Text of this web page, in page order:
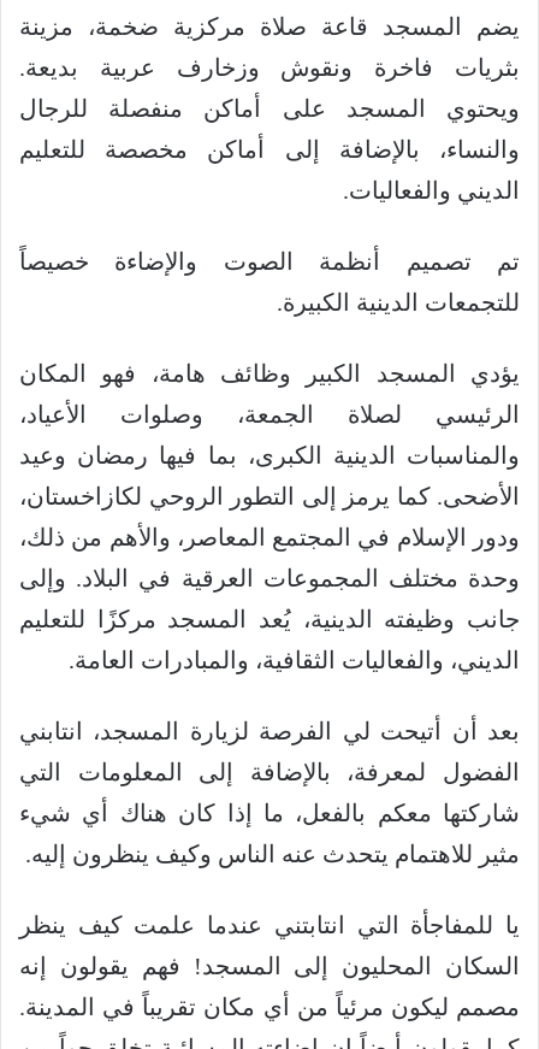
يضم المسجد قاعة صلاة مركزية ضخمة، مزينة
بثريات فاخرة ونقوش وزخارف عربية بديعة.
ويحتوي المسجد على أماكن منفصلة للرجال
والنساء، بالإضافة إلى أماكن مخصصة للتعليم
الديني والفعاليات.
تم تصميم أنظمة الصوت والإضاءة خصيصاً
للتجمعات الدينية الكبيرة.
يؤدي المسجد الكبير وظائف هامة، فهو المكان
الرئيسي لصلاة الجمعة، وصلوات الأعياد،
والمناسبات الدينية الكبرى، بما فيها رمضان وعيد
الأضحى. كما يرمز إلى التطور الروحي لكازاخستان،
ودور الإسلام في المجتمع المعاصر، والأهم من ذلك،
وحدة مختلف المجموعات العرقية في البلاد. وإلى
جانب وظيفته الدينية، يُعد المسجد مركزًا للتعليم
الديني، والفعاليات الثقافية، والمبادرات العامة.
بعد أن أتيحت لي الفرصة لزيارة المسجد، انتابني
الفضول لمعرفة، بالإضافة إلى المعلومات التي
شاركتها معكم بالفعل، ما إذا كان هناك أي شيء
مثير للاهتمام يتحدث عنه الناس وكيف ينظرون إليه.
يا للمفاجأة التي انتابتني عندما علمت كيف ينظر
السكان المحليون إلى المسجد! فهم يقولون إنه
مصمم ليكون مرئياً من أي مكان تقريباً في المدينة.